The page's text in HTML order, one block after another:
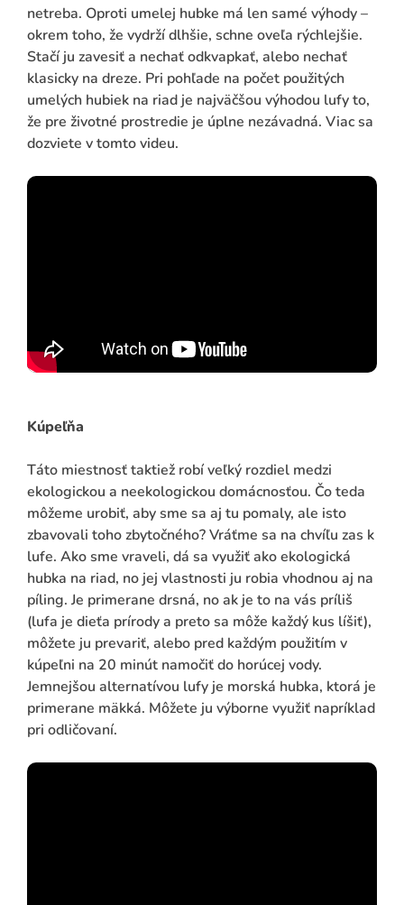
netreba. Oproti umelej hubke má len samé výhody –
okrem toho, že vydrží dlhšie, schne oveľa rýchlejšie.
Stačí ju zavesiť a nechať odkvapkať, alebo nechať
klasicky na dreze. Pri pohľade na počet použitých
umelých hubiek na riad je najväčšou výhodou lufy to,
že pre životné prostredie je úplne nezávadná. Viac sa
dozviete v tomto videu.
Kúpeľňa
Táto miestnosť taktiež robí veľký rozdiel medzi
ekologickou a neekologickou domácnosťou. Čo teda
môžeme urobiť, aby sme sa aj tu pomaly, ale isto
zbavovali toho zbytočného? Vráťme sa na chvíľu zas k
lufe. Ako sme vraveli, dá sa využiť ako ekologická
hubka na riad, no jej vlastnosti ju robia vhodnou aj na
píling. Je primerane drsná, no ak je to na vás príliš
(lufa je dieťa prírody a preto sa môže každý kus líšiť),
môžete ju prevariť, alebo pred každým použitím v
kúpeľni na 20 minút namočiť do horúcej vody.
Jemnejšou alternatívou lufy je morská hubka, ktorá je
primerane mäkká. Môžete ju výborne využiť napríklad
pri odličovaní.